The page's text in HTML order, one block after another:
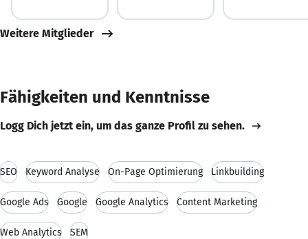
Weitere Mitglieder
Fähigkeiten und Kenntnisse
Logg Dich jetzt ein, um das ganze Profil zu sehen.
SEO Keyword Analyse On-Page Optimierung Linkbuilding
Google Ads Google Google Analytics Content Marketing
Web Analytics SEM